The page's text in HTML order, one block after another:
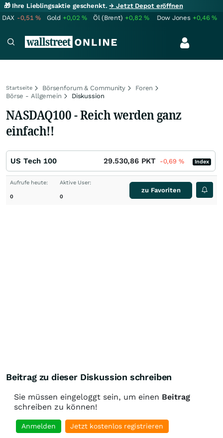
🎁 Ihre Lieblingsaktie geschenkt.→ Jetzt Depot eröffnen
DAX -0,51% Gold +0,02% Öl (Brent) +0,82% Dow Jones +0,46%
Startseite Börsenforum & Community
Foren
Börse - Allgemein
Diskussion
NASDAQ100 - Reich werden ganz
einfach!!
US Tech 100 29.530,86 PKT -0,69 % Index
Aufrufe heute:
0
Aktive User:
0
zu Favoriten
Beitrag zu dieser Diskussion schreiben
Sie müssen eingeloggt sein, um einen Beitrag
schreiben zu können!
Anmelden Jetzt kostenlos registrieren